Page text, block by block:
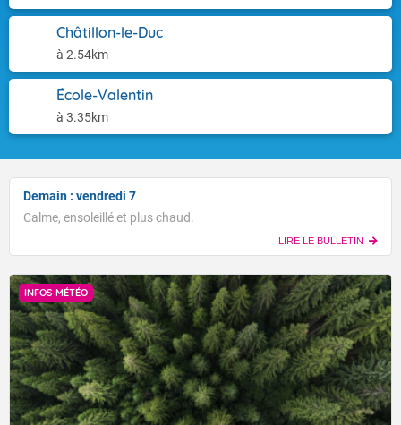
Châtillon-le-Duc
à 2.54km
École-Valentin
à 3.35km
Demain : vendredi 7
Calme, ensoleillé et plus chaud.
LIRE LE BULLETIN
INFOS MÉTÉO